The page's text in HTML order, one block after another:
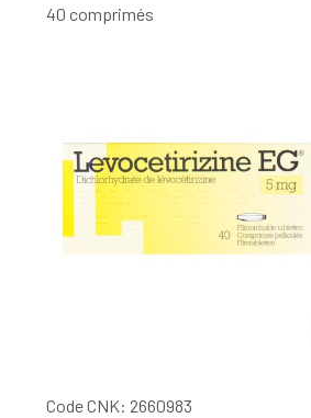
40 comprimés
Code CNK: 2660983